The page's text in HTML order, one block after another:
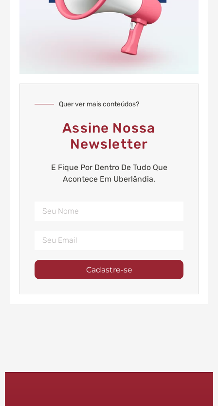
Quer ver mais conteúdos?
Assine Nossa
Newsletter
E Fique Por Dentro De Tudo Que
Acontece Em Uberlândia.
Cadastre-se